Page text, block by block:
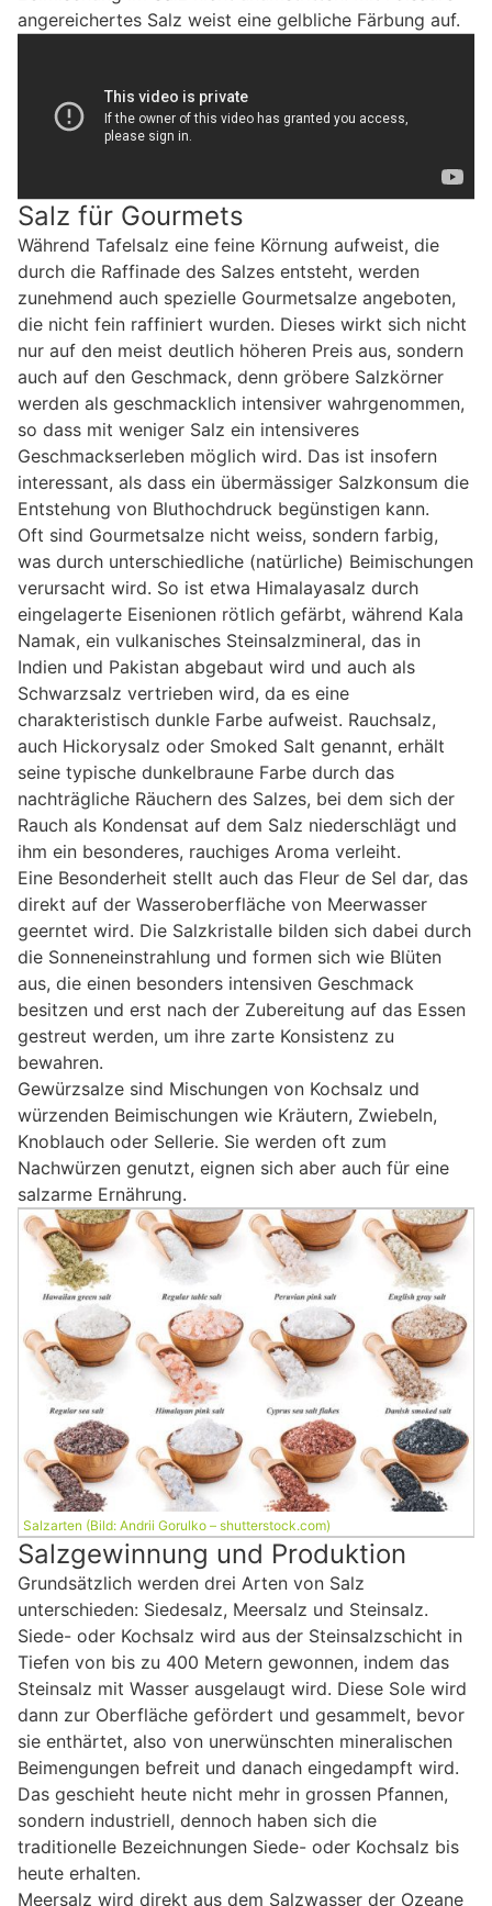
angereichertes Salz weist eine gelbliche Färbung auf.
Salz für Gourmets
Während Tafelsalz eine feine Körnung aufweist, die
durch die Raffinade des Salzes entsteht, werden
zunehmend auch spezielle Gourmetsalze angeboten,
die nicht fein raffiniert wurden. Dieses wirkt sich nicht
nur auf den meist deutlich höheren Preis aus, sondern
auch auf den Geschmack, denn gröbere Salzkörner
werden als geschmacklich intensiver wahrgenommen,
so dass mit weniger Salz ein intensiveres
Geschmackserleben möglich wird. Das ist insofern
interessant, als dass ein übermässiger Salzkonsum die
Entstehung von Bluthochdruck begünstigen kann.
Oft sind Gourmetsalze nicht weiss, sondern farbig,
was durch unterschiedliche (natürliche) Beimischungen
verursacht wird. So ist etwa Himalayasalz durch
eingelagerte Eisenionen rötlich gefärbt, während Kala
Namak, ein vulkanisches Steinsalzmineral, das in
Indien und Pakistan abgebaut wird und auch als
Schwarzsalz vertrieben wird, da es eine
charakteristisch dunkle Farbe aufweist. Rauchsalz,
auch Hickorysalz oder Smoked Salt genannt, erhält
seine typische dunkelbraune Farbe durch das
nachträgliche Räuchern des Salzes, bei dem sich der
Rauch als Kondensat auf dem Salz niederschlägt und
ihm ein besonderes, rauchiges Aroma verleiht.
Eine Besonderheit stellt auch das Fleur de Sel dar, das
direkt auf der Wasseroberfläche von Meerwasser
geerntet wird. Die Salzkristalle bilden sich dabei durch
die Sonneneinstrahlung und formen sich wie Blüten
aus, die einen besonders intensiven Geschmack
besitzen und erst nach der Zubereitung auf das Essen
gestreut werden, um ihre zarte Konsistenz zu
bewahren.
Gewürzsalze sind Mischungen von Kochsalz und
würzenden Beimischungen wie Kräutern, Zwiebeln,
Knoblauch oder Sellerie. Sie werden oft zum
Nachwürzen genutzt, eignen sich aber auch für eine
salzarme Ernährung.
Salzarten (Bild: Andrii Gorulko – shutterstock.com)
Salzgewinnung und Produktion
Grundsätzlich werden drei Arten von Salz
unterschieden: Siedesalz, Meersalz und Steinsalz.
Siede- oder Kochsalz wird aus der Steinsalzschicht in
Tiefen von bis zu 400 Metern gewonnen, indem das
Steinsalz mit Wasser ausgelaugt wird. Diese Sole wird
dann zur Oberfläche gefördert und gesammelt, bevor
sie enthärtet, also von unerwünschten mineralischen
Beimengungen befreit und danach eingedampft wird.
Das geschieht heute nicht mehr in grossen Pfannen,
sondern industriell, dennoch haben sich die
traditionelle Bezeichnungen Siede- oder Kochsalz bis
heute erhalten.
Meersalz wird direkt aus dem Salzwasser der Ozeane